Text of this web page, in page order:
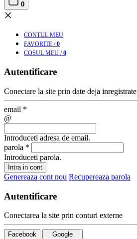
0
×
CONTUL MEU
FAVORITE / 0
COSUL MEU / 0
Autentificare
Conectare la site prin date deja inregistrate
email *
@
Introduceti adresa de email.
parola *
Introduceti parola.
Intra in cont
Genereaza cont nou Recupereaza parola
Autentificare
Conectarea la site prin conturi externe
Facebook Google